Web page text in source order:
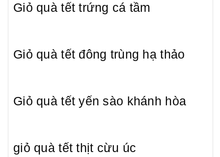
Giỏ quà tết trứng cá tầm
Giỏ quà tết đông trùng hạ thảo
Giỏ quà tết yến sào khánh hòa
giỏ quà tết thịt cừu úc